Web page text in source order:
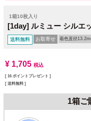
1箱10枚入り
[1day] ルミュー シルエ
送料無料 お取寄せ 着色直径
¥ 1,705 税込
[ 16 ポイントプレゼント ]
送料無料
1箱ご